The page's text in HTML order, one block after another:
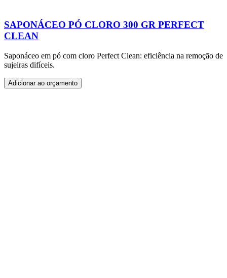
SAPONÁCEO PÓ CLORO 300 GR PERFECT
CLEAN
Saponáceo em pó com cloro Perfect Clean: eficiência na remoção de
sujeiras difíceis.
Adicionar ao orçamento